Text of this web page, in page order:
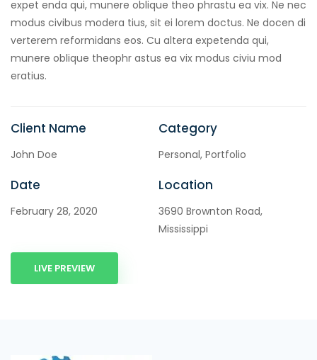
expet enda qui, munere oblique theo phrastu ea vix. Ne nec
modus civibus modera tius, sit ei lorem doctus. Ne docen di
verterem reformidans eos. Cu altera expetenda qui,
munere oblique theophr astus ea vix modus civiu mod
eratius.
Client Name
John Doe
Category
Personal, Portfolio
Date
February 28, 2020
Location
3690 Brownton Road,
Mississippi
LIVE PREVIEW